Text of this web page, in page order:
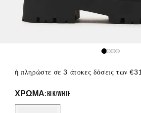
ή πληρώστε σε 3 άτοκες δόσεις των
ΧΡΏΜΑ: BLK/WHTE